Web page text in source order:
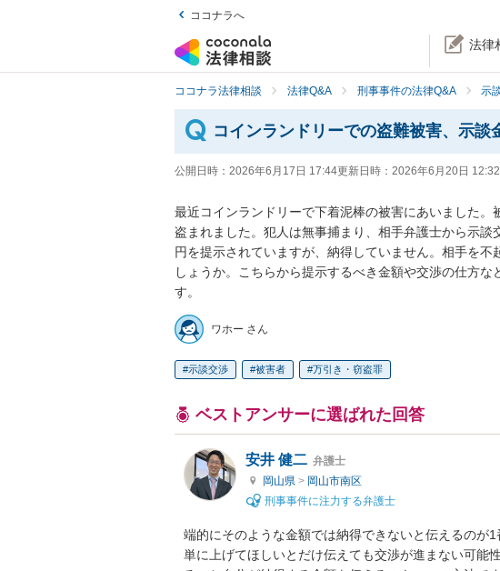
ココナラへ
法律
ココナラ法律相談 法律Q&A 刑事事件の法律Q&A 示
コインランドリーでの盗難被害、示
公開日時： 2026年6月17日 17:44更新日時： 2026年6月20日 12:32
最近コインランドリーで下着泥棒の被害にあいました
盗まれました。犯人は無事捕まり、相手弁護士から示
円を提示されていますが、納得していません。相手を
しょうか。こちらから提示するべき金額や交渉の仕方
す。
ワホー さん
示談交渉 被害者 万引き・窃盗罪
ベストアンサーに選ばれた回答
安井 健二 弁護士
岡山県 > 岡山市南区
刑事事件に注力する弁護士
端的にそのような金額では納得できないと伝えるのが1
単に上げてほしいとだけ伝えても交渉が進まない可能